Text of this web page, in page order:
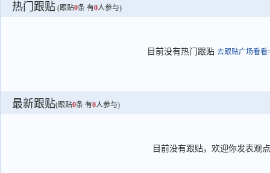
热门跟贴 (跟贴0条 有0人参与)
目前没有热门跟贴 去跟贴广场看看
最新跟贴(跟贴0条 有0人参与)
目前没有跟贴，欢迎你发表观点